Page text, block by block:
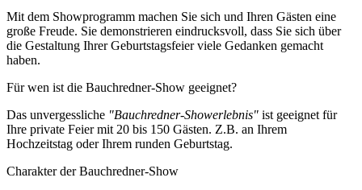
Mit dem Showprogramm machen Sie sich und Ihren Gästen eine
große Freude. Sie demonstrieren eindrucksvoll, dass Sie sich über
die Gestaltung Ihrer Geburtstagsfeier viele Gedanken gemacht
haben.
Für wen ist die Bauchredner-Show geeignet?
Das unvergessliche "Bauchredner-Showerlebnis" ist geeignet für
Ihre private Feier mit 20 bis 150 Gästen. Z.B. an Ihrem
Hochzeitstag oder Ihrem runden Geburtstag.
Charakter der Bauchredner-Show